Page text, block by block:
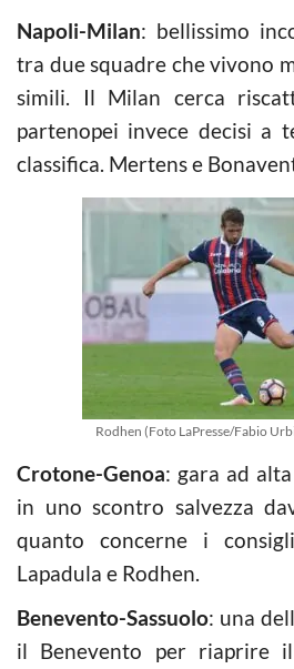
Napoli-Milan: bellissimo
tra due squadre che vivono
simili. Il Milan cerca
partenopei invece decisi a
classifica. Mertens e
Rodhen (Foto LaPresse/Fabio
Crotone-Genoa: gara ad
in uno scontro salvezza
quanto concerne i
Lapadula e Rodhen.
Benevento-Sassuolo: una
il Benevento per riaprire il